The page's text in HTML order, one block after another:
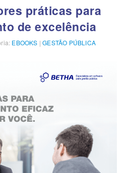
práticas para
de excelência
Categorias
EBOOKS |GESTÃO PÚBLICA